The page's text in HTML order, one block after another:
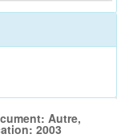
Autre,
2003